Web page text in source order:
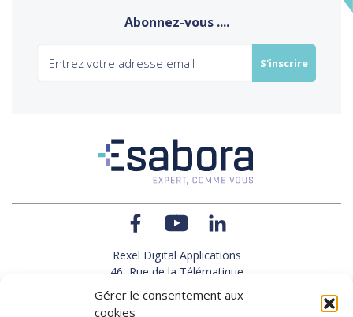
Gérer le consentement aux
cookies
Abonnez-vous ....
Rexel Digital Applications
46, Rue de la Télématique
Le Polygone 42000 SAINT-ETIENNE
TEL : 33(0)4 77 92 28 60